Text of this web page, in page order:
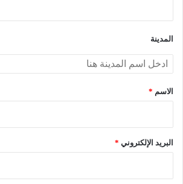
المدينة
الاسم *
البريد الإلكتروني *